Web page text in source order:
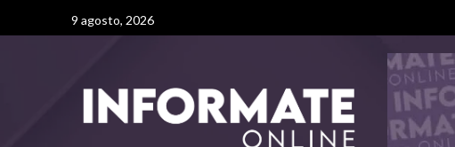
9 agosto, 2026